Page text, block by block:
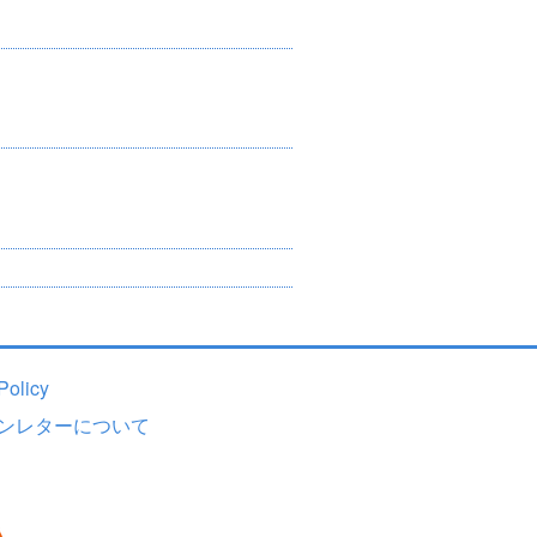
レターについて